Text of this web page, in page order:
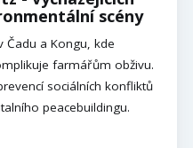
scény
Čadu a Kongu, kde
farmářům obživu.
sociálních konfliktů
peacebuildingu.